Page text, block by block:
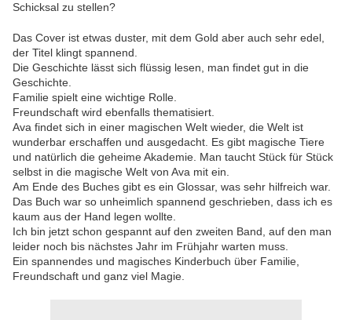
Schicksal zu stellen?
Das Cover ist etwas duster, mit dem Gold aber auch sehr edel,
der Titel klingt spannend.
Die Geschichte lässt sich flüssig lesen, man findet gut in die
Geschichte.
Familie spielt eine wichtige Rolle.
Freundschaft wird ebenfalls thematisiert.
Ava findet sich in einer magischen Welt wieder, die Welt ist
wunderbar erschaffen und ausgedacht. Es gibt magische Tiere
und natürlich die geheime Akademie. Man taucht Stück für Stück
selbst in die magische Welt von Ava mit ein.
Am Ende des Buches gibt es ein Glossar, was sehr hilfreich war.
Das Buch war so unheimlich spannend geschrieben, dass ich es
kaum aus der Hand legen wollte.
Ich bin jetzt schon gespannt auf den zweiten Band, auf den man
leider noch bis nächstes Jahr im Frühjahr warten muss.
Ein spannendes und magisches Kinderbuch über Familie,
Freundschaft und ganz viel Magie.